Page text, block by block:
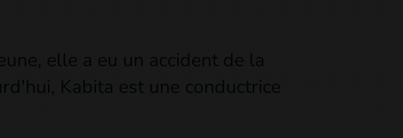
elle a eu un accident de la
Kabita est une conductrice